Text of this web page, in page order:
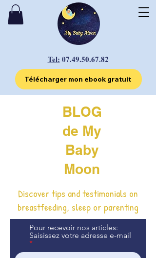
Tel: 07.49.50.67.82
Télécharger mon ebook gratuit
BLOG
de My
Baby
Moon
Discover tips and testimonials on
breastfeeding, sleep or parenting
Pour recevoir nos articles:
Saisissez votre adresse e-mail